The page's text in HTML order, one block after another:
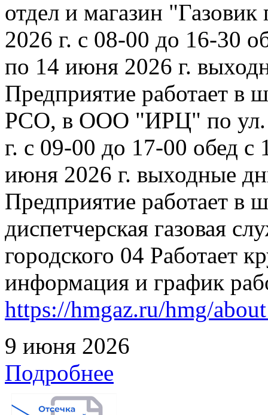
отдел и магазин
2026 г. с 08-00 до 16-30
по 14 июня 2026 г.
Предприятие работает в
РСО, в ООО "ИРЦ" по ул.
г. с 09-00 до 17-00 обед
июня 2026 г. выходные
Предприятие работает в
диспетчерская газовая
городского 04 Работает
информация и график
https://hmgaz.ru/hmg/
9 июня 2026
Подробнее